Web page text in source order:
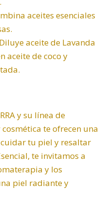
aceites esenciales
Diluye aceite de Lavanda
aceite de coco y
y su línea de
te ofrecen una
tu piel y resaltar
te invitamos a
y los
piel radiante y